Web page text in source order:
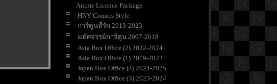
Anime Licence Package
HNY Comics Style
การ์ตูนที่รัก 2013-2023
มหัศจรรย์การ์ตูน 2007-2018
Asia Box Office (2) 2022-2024
Asia Box Office (1) 2019-2022
Japan Box Office (4) 2024-2025
Japan Box Office (3) 2023-2024